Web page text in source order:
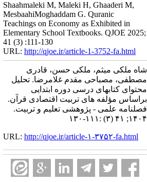
Shaahmaleki M, Maleki H, Ghaaderi M,
MesbaahiMoghaddam G. Quranic
Teachings on Economy as Exhibited in
Elementary School Textbooks. QJOE 2025;
41 (3) :111-130
URL: http://qjoe.ir/article-1-3752-fa.html
شاه ملکی میثم، ملکی حسن، قادری
مصطفی، مصباحی مقدم غلامرضا. تحلیل
محتوای کتابهای درسی دوره ابتدایی
براساس مؤلفه های تربیت اقتصادی قرآن.
فصلنامه علمی - پژوهشی تعلیم و تربیت.
۱۴۰۴; ۴۱ (۳) :۱۱۱-۱۳۰
URL: http://qjoe.ir/article-۱-۳۷۵۲-fa.html